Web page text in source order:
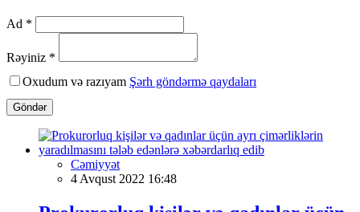
Ad *
Rəyiniz *
Oxudum və razıyam Şərh göndərmə qaydaları
Göndər
Cəmiyyət
4 Avqust 2022 16:48